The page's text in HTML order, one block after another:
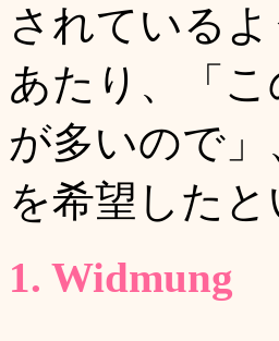
されている
あたり、「
が多いので
を希望したと
1. Widmung